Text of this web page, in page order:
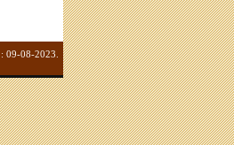
08-2023.